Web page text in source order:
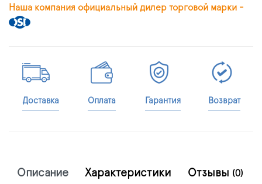
Наша компания официальный дилер торговой марки -
Доставка Оплата Гарантия Возврат
Описание Характеристики Отзывы (0)